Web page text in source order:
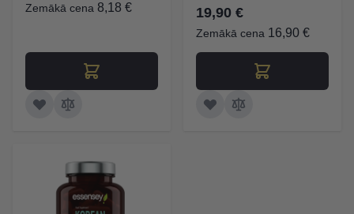
Zemākā cena 8,18 € 19,90 €
Zemākā cena 16,90 €